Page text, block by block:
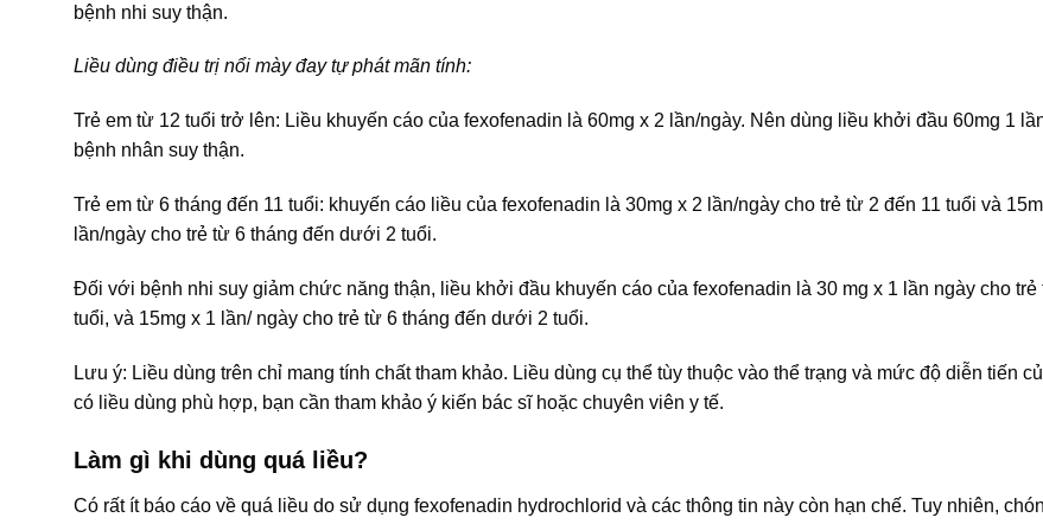
bệnh nhi suy thận.
Liều dùng điều trị nổi mày đay tự phát mãn tính:
Trẻ em từ 12 tuổi trở lên: Liều khuyến cáo của fexofenadin là 60mg x 2 lần/ngày. Nên dùng liều khởi đầu 60mg 1
bệnh nhân suy thận.
Trẻ em từ 6 tháng đến 11 tuổi: khuyến cáo liều của fexofenadin là 30mg x 2 lần/ngày cho trẻ từ 2 đến 11 tuổi và
lần/ngày cho trẻ từ 6 tháng đến dưới 2 tuổi.
Đối với bệnh nhi suy giảm chức năng thận, liều khởi đầu khuyến cáo của fexofenadin là 30 mg x 1 lần ngày cho trẻ
tuổi, và 15mg x 1 lần/ ngày cho trẻ từ 6 tháng đến dưới 2 tuổi.
Lưu ý: Liều dùng trên chỉ mang tính chất tham khảo. Liều dùng cụ thể tùy thuộc vào thể trạng và mức độ diễn tiến
có liều dùng phù hợp, bạn cần tham khảo ý kiến bác sĩ hoặc chuyên viên y tế.
Làm gì khi dùng quá liều?
Có rất ít báo cáo về quá liều do sử dụng fexofenadin hydrochlorid và các thông tin này còn hạn chế. Tuy nhiên,